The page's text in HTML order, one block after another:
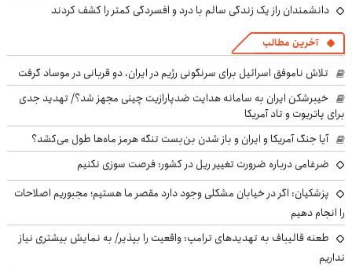
دانشمندان راز یک زندگی سالم با درد و افسردگی کمتر را کشف کردند
آخرین مطالب
تلاش ناموفق اسرائیل برای سرنگونی رژیم در ایران، دو قربانی در موساد گرفت
خیبرشکن ایران به سامانه هدایت ضدپارازیت چینی مجهز شد؟/ تهدید جدی
برای پاتریوت و تاد آمریکا
آیا جنگ آمریکا و ایران و باز شدن بن‌بست تنگه هرمز ماه‌ها طول می‌کشد؟
ضرغامی درباره ضرورت تغییر ریل در کشور: فرصت سوزی نکنیم
پزشکیان: اگر در خیابان مشکلی وجود دارد مقصر ما هستیم؛ مجبوریم اصلاحات
را انجام دهیم
طعنه قالیباف به تهدیدهای ترامپ: واقعیت را بپذیر/ به نمایش بیشتری نیاز
نداریم